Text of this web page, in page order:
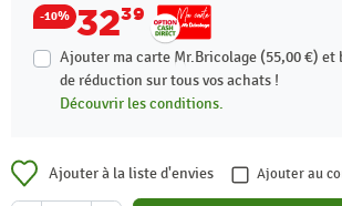
-10% 3239
Ajouter ma carte Mr.Bricolage (55,00 €) et
de réduction sur tous vos achats !
Découvrir les conditions.
Ajouter à la liste d'envies Ajouter au